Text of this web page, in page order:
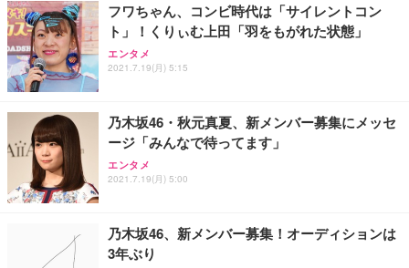
フワちゃん、コンビ時代は「サイレントコン
ト」！くりぃむ上田「羽をもがれた状態」
エンタメ
2021.7.19(月) 5:15
乃木坂46・秋元真夏、新メンバー募集にメッセ
ージ「みんなで待ってます」
エンタメ
2021.7.19(月) 5:00
乃木坂46、新メンバー募集！オーディションは
3年ぶり